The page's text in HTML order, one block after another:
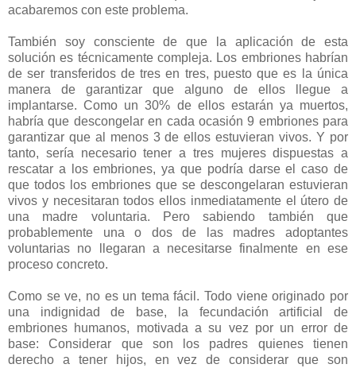
acabaremos con este problema.
También soy consciente de que la aplicación de esta
solución es técnicamente compleja. Los embriones habrían
de ser transferidos de tres en tres, puesto que es la única
manera de garantizar que alguno de ellos llegue a
implantarse. Como un 30% de ellos estarán ya muertos,
habría que descongelar en cada ocasión 9 embriones para
garantizar que al menos 3 de ellos estuvieran vivos. Y por
tanto, sería necesario tener a tres mujeres dispuestas a
rescatar a los embriones, ya que podría darse el caso de
que todos los embriones que se descongelaran estuvieran
vivos y necesitaran todos ellos inmediatamente el útero de
una madre voluntaria. Pero sabiendo también que
probablemente una o dos de las madres adoptantes
voluntarias no llegaran a necesitarse finalmente en ese
proceso concreto.
Como se ve, no es un tema fácil. Todo viene originado por
una indignidad de base, la fecundación artificial de
embriones humanos, motivada a su vez por un error de
base: Considerar que son los padres quienes tienen
derecho a tener hijos, en vez de considerar que son